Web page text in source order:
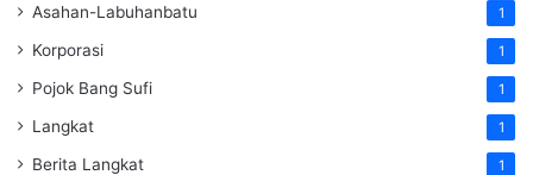
Asahan-Labuhanbatu 1
Korporasi 1
Pojok Bang Sufi 1
Langkat 1
Berita Langkat 1